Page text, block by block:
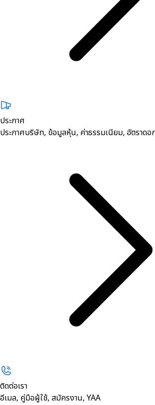
ประกาศ
ประกาศบริษัท, ข้อมูลหุ้น, ค่าธรรมเนียม, อัตราดอ
ติดต่อเรา
อีเมล, คู่มือผู้ใช้, สมัครงาน, YAA